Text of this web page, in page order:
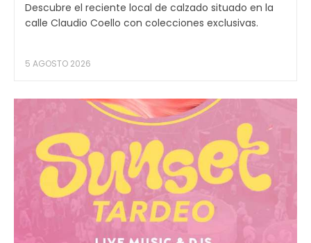
Descubre el reciente local de calzado situado en la
calle Claudio Coello con colecciones exclusivas.
5 AGOSTO 2026